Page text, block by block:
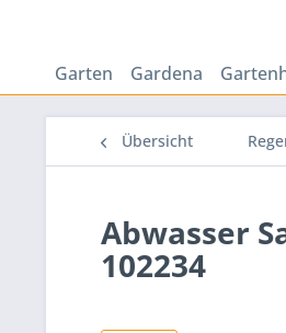
Garten Gardena
Übersicht
Abwasser
102234